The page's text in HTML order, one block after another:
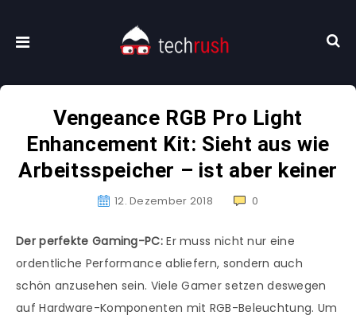
Vengeance RGB Pro Light
Enhancement Kit: Sieht aus wie
Arbeitsspeicher – ist aber keiner
12. Dezember 2018 0
Der perfekte Gaming-PC:Er muss nicht nur eine
ordentliche Performance abliefern, sondern auch
schön anzusehen sein. Viele Gamer setzen deswegen
auf Hardware-Komponenten mit RGB-Beleuchtung. Um